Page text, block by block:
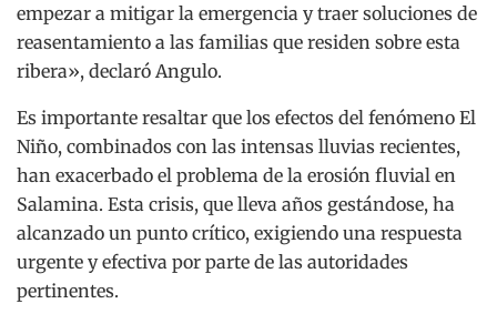
empezar a mitigar la emergencia y traer soluciones de
reasentamiento a las familias que residen sobre esta
ribera», declaró Angulo.
Es importante resaltar que los efectos del fenómeno El
Niño, combinados con las intensas lluvias recientes,
han exacerbado el problema de la erosión fluvial en
Salamina. Esta crisis, que lleva años gestándose, ha
alcanzado un punto crítico, exigiendo una respuesta
urgente y efectiva por parte de las autoridades
pertinentes.